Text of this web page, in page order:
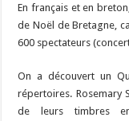
En français et en
de Noël de Bretagne,
600 spectateurs
On a découvert un
répertoires. Rosemary
de leurs timbres